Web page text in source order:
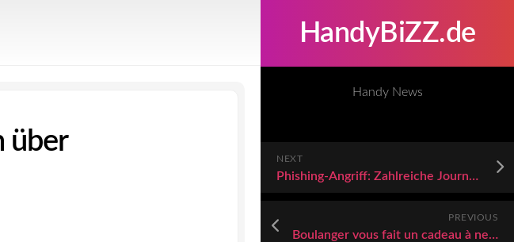
HandyBiZZ.de
Handy News
NEXT
Phishing-Angriff: Zahlreiche Journalist:innen im Visier bei Attacke über Signal-Messenger
PREVIOUS
Boulanger vous fait un cadeau à ne pas négliger sur le Google Pixel 10
über